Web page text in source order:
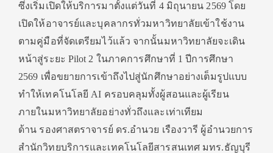
ซึ่งเริ่มเปิดให้บริการมาตั้งแต่วันที่ 4 มิถุนายน 2569 โดย
เปิดให้อาจารย์และบุคลากรทั่วมหาวิทยาลัยเข้าใช้งาน
ตามคู่มือที่จัดเตรียมไว้แล้ว จากนั้นมหาวิทยาลัยจะเดิน
หน้าสู่ระยะ Pilot 2 ในภาคการศึกษาที่ 1 ปีการศึกษา
2569 เพื่อขยายการเข้าถึงไปสู่นักศึกษาอย่างเต็มรูปแบบ
ทำให้เทคโนโลยี AI ครอบคลุมทั้งผู้สอนและผู้เรียน
ภายในมหาวิทยาลัยอย่างทั่วถึงและเท่าเทียม
ด้าน รองศาสตราจารย์ ดร.อำนวย เรืองวารี ผู้อำนวยการ
สำนักวิทยบริการและเทคโนโลยีสารสนเทศ มทร.ธัญบุรี